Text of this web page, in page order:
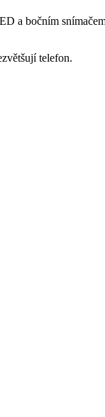
bočním
telefon.